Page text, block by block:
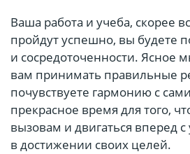
Ваша работа и учеба, скорее
пройдут успешно, вы будете
и сосредоточенности.
вам принимать правильные
почувствуете гармонию с
прекрасное время для того,
вызовам и двигаться вперед
в достижении своих целей.